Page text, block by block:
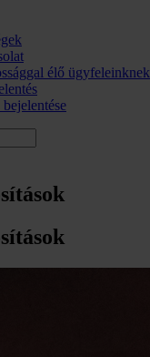
élő ügyfeleinknek